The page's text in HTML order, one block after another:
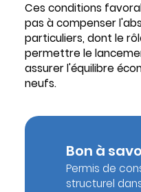
Ces conditions
pas à compenser
particuliers, dont le
permettre le
assurer l'équilibre
neufs.
Bon à
Permis de
structurel